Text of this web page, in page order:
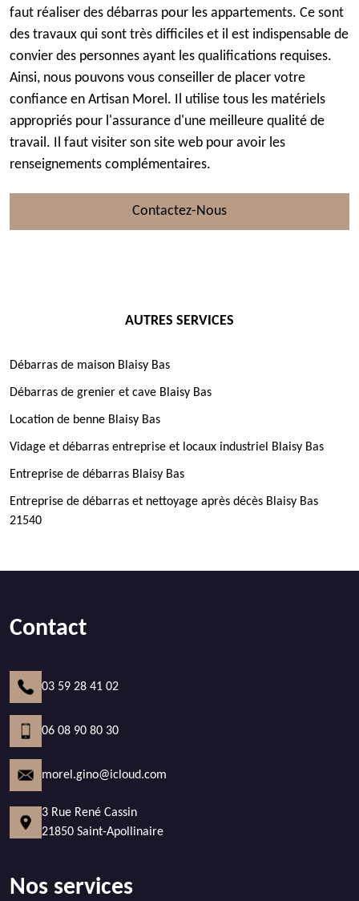
faut réaliser des débarras pour les appartements. Ce sont
des travaux qui sont très difficiles et il est indispensable de
convier des personnes ayant les qualifications requises.
Ainsi, nous pouvons vous conseiller de placer votre
confiance en Artisan Morel. Il utilise tous les matériels
appropriés pour l'assurance d'une meilleure qualité de
travail. Il faut visiter son site web pour avoir les
renseignements complémentaires.
Contactez-Nous
AUTRES SERVICES
Débarras de maison Blaisy Bas
Débarras de grenier et cave Blaisy Bas
Location de benne Blaisy Bas
Vidage et débarras entreprise et locaux industriel Blaisy Bas
Entreprise de débarras Blaisy Bas
Entreprise de débarras et nettoyage après décès Blaisy Bas
21540
Contact
03 59 28 41 02
06 08 90 80 30
morel.gino@icloud.com
3 Rue René Cassin
21850 Saint-Apollinaire
Nos services